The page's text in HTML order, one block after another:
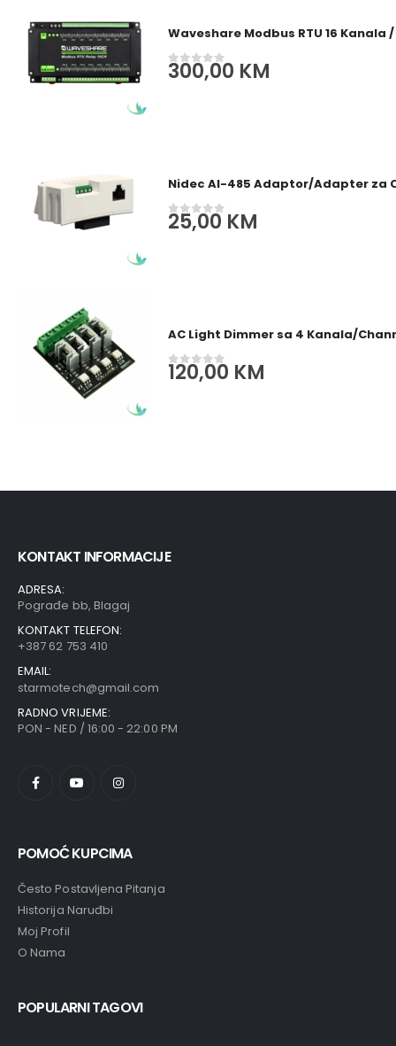
Waveshare Modbus RTU 16
0out of 5
300,00 KM
Nidec AI-485 Adaptor/Adapter za
0out of 5
25,00KM
AC Light Dimmer sa 4 Kanala/
out of 5
120,00 KM
KONTAKT INFORMACIJE
ADRESA:
Pograđe bb, Blagaj
KONTAKT TELEFON:
+387 62 753 410
EMAIL:
starmotech@gmail.com
RADNO VRIJEME:
PON - NED / 16:00 - 22:00 PM
POMOĆ KUPCIMA
Često Postavljena Pitanja
Historija Naruđbi
Moj Profil
O Nama
POPULARNI TAGOVI